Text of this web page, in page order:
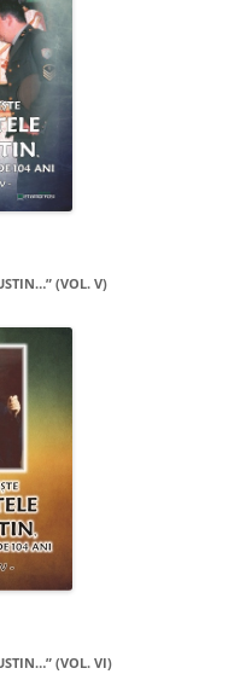
(VOL. V)
(VOL. VI)